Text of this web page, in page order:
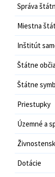
Správa
Miestna
Inštitút
Štátne
Štátne
Priestupky
Územné a
Dotácie